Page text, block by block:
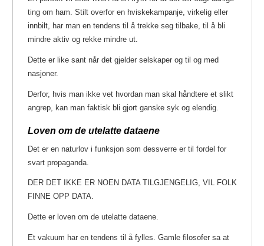
ting om ham. Stilt overfor en hviskekampanje, virkelig eller
innbilt, har man en tendens til å trekke seg tilbake, til å bli
mindre aktiv og rekke mindre ut.
Dette er like sant når det gjelder selskaper og til og med
nasjoner.
Derfor, hvis man ikke vet hvordan man skal håndtere et slikt
angrep, kan man faktisk bli gjort ganske syk og elendig.
Loven om de utelatte dataene
Det er en naturlov i funksjon som dessverre er til fordel for
svart propaganda.
DER DET IKKE ER NOEN DATA TILGJENGELIG, VIL FOLK
FINNE OPP DATA.
Dette er loven om de utelatte dataene.
Et vakuum har en tendens til å fylles. Gamle filosofer sa at